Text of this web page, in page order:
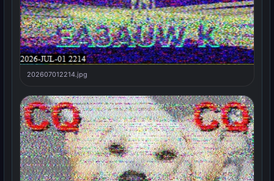
202607012214.jpg